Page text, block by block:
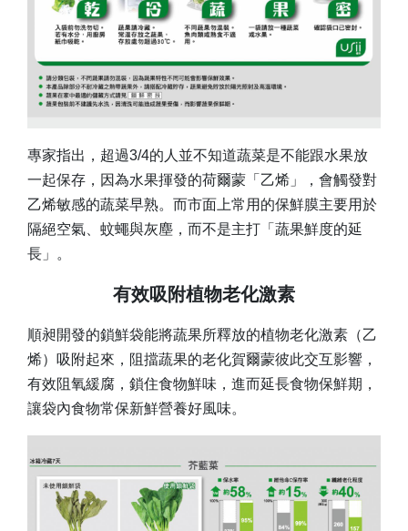
專家指出，超過3/4的人並不知道蔬菜是不能跟水果放
一起保存，因為水果揮發的荷爾蒙「乙烯」，會觸發對
乙烯敏感的蔬菜早熟。而市面上常用的保鮮膜主要用於
隔絕空氣、蚊蠅與灰塵，而不是主打「蔬果鮮度的延
長」。
有效吸附植物老化激素
順昶開發的鎖鮮袋能將蔬果所釋放的植物老化激素（乙
烯）吸附起來，阻擋蔬果的老化賀爾蒙彼此交互影響，
有效阻氧緩腐，鎖住食物鮮味，進而延長食物保鮮期，
讓袋內食物常保新鮮營養好風味。